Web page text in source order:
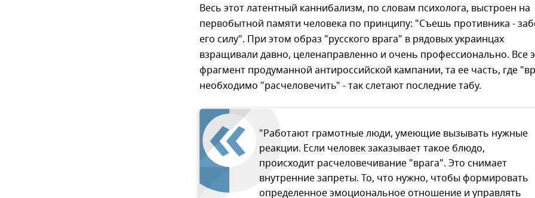
Весь этот латентный каннибализм, по словам психолога, выстроен на
первобытной памяти человека по принципу: "Съешь противника -
его силу". При этом образ "русского врага" в рядовых украинцах
взращивали давно, целенаправленно и очень профессионально. Все
фрагмент продуманной антироссийской кампании, та ее часть, где
необходимо "расчеловечить" - так слетают последние табу.
"Работают грамотные люди, умеющие вызывать нужные
реакции. Если человек заказывает такое блюдо,
происходит расчеловечивание "врага". Это снимает
внутренние запреты. То, что нужно, чтобы формировать
определенное эмоциональное отношение и управлять